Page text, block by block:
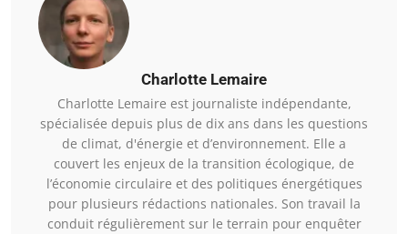
Charlotte Lemaire
Charlotte Lemaire est journaliste indépendante,
spécialisée depuis plus de dix ans dans les questions
de climat, d'énergie et d’environnement. Elle a
couvert les enjeux de la transition écologique, de
l’économie circulaire et des politiques énergétiques
pour plusieurs rédactions nationales. Son travail la
conduit régulièrement sur le terrain pour enquêter